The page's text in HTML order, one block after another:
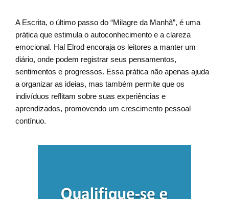
A Escrita, o último passo do “Milagre da Manhã”, é uma
prática que estimula o autoconhecimento e a clareza
emocional. Hal Elrod encoraja os leitores a manter um
diário, onde podem registrar seus pensamentos,
sentimentos e progressos. Essa prática não apenas ajuda
a organizar as ideias, mas também permite que os
indivíduos reflitam sobre suas experiências e
aprendizados, promovendo um crescimento pessoal
contínuo.